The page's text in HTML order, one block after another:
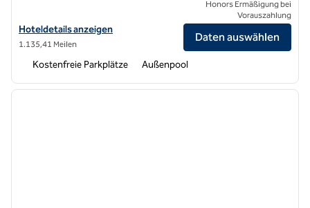
Hoteldetails für AutoCamp Yosemite anzeigen
Hoteldetails anzeigen
1.135,41 Meilen
Honors Ermäßigung bei
Vorauszahlung
Daten auswählen
Kostenfreie Parkplätze Außenpool
1 von 12